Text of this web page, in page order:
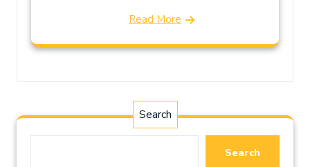
Read More
Search
Search